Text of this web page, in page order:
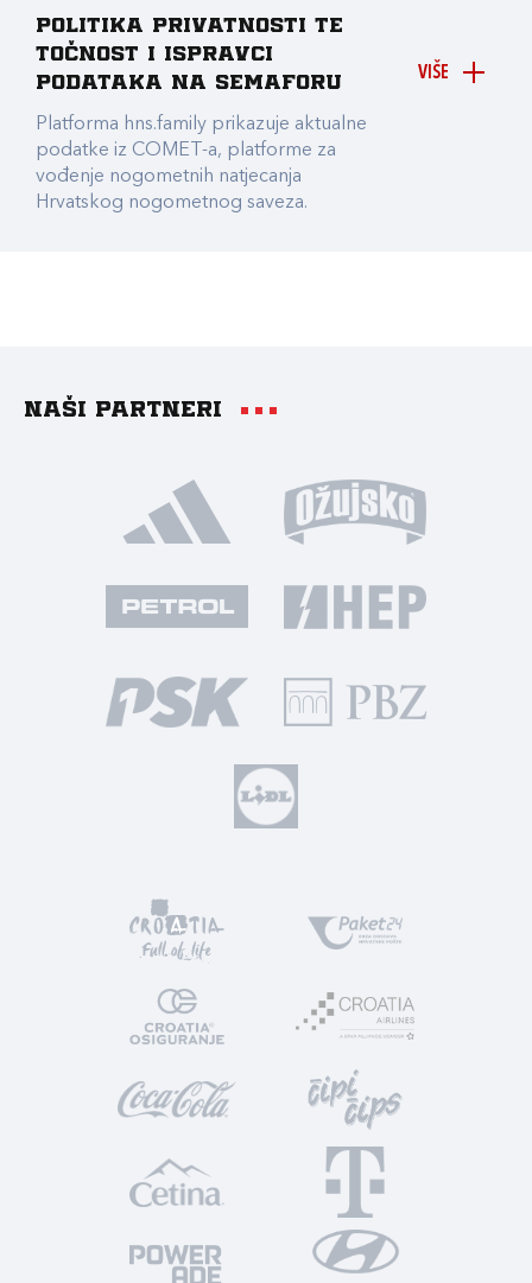
VIŠE
Politika privatnosti te
točnost i ispravci
podataka na Semaforu
Platforma hns.family prikazuje aktualne
podatke iz COMET-a, platforme za
vođenje nogometnih natjecanja
Hrvatskog nogometnog saveza.
Naši partneri